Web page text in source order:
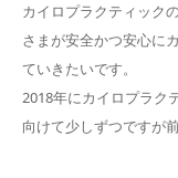
カイロプラクティック
さまが安全かつ安心に
ていきたいです。
2018年にカイロプラク
向けて少しずつですが